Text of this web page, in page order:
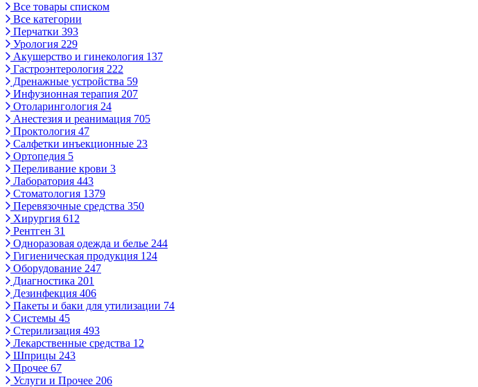
Все товары списком
Все категории
Перчатки 393
Урология 229
Акушерство и гинекология 137
Гастроэнтерология 222
Дренажные устройства 59
Инфузионная терапия 207
Отоларингология 24
Анестезия и реанимация 705
Проктология 47
Салфетки инъекционные 23
Ортопедия 5
Переливание крови 3
Лаборатория 443
Стоматология 1379
Перевязочные средства 350
Хирургия 612
Рентген 31
Одноразовая одежда и белье 244
Гигиеническая продукция 124
Оборудование 247
Диагностика 201
Дезинфекция 406
Пакеты и баки для утилизации 74
Системы 45
Стерилизация 493
Лекарственные средства 12
Шприцы 243
Прочее 67
Услуги и Прочее 206